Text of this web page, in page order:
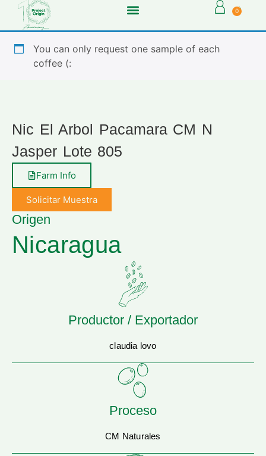
0
You can only request one sample of each
coffee (:
Nic El Arbol Pacamara CM N
Jasper Lote 805
Farm Info
Solicitar Muestra
Origen
Nicaragua
Productor / Exportador
claudia lovo
Proceso
CM Naturales